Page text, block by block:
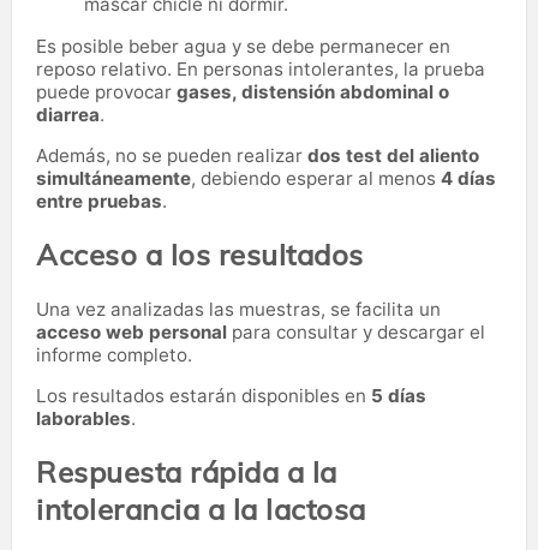
Es posible beber agua y se debe permanecer en
reposo relativo. En personas intolerantes, la prueba
puede provocar gases, distensión abdominal o
diarrea.
Además, no se pueden realizar dos test del aliento
simultáneamente, debiendo esperar al menos 4 días
entre pruebas.
Acceso a los resultados
Una vez analizadas las muestras, se facilita un
acceso web personal para consultar y descargar el
informe completo.
Los resultados estarán disponibles en 5 días
laborables.
Respuesta rápida a la
intolerancia a la lactosa